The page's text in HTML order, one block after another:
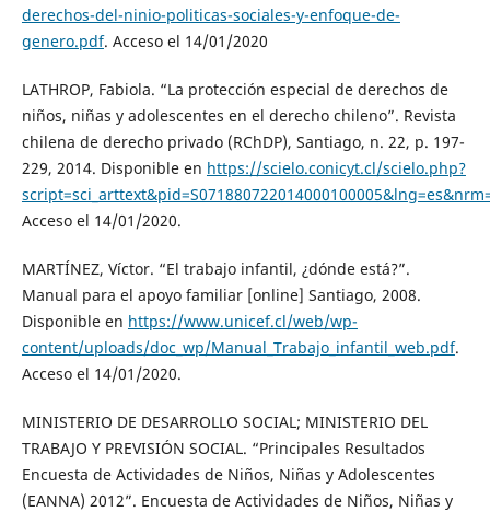
derechos-del-ninio-politicas-sociales-y-enfoque-de-
genero.pdf. Acceso el 14/01/2020
LATHROP, Fabiola. “La protección especial de derechos de
niños, niñas y adolescentes en el derecho chileno”. Revista
chilena de derecho privado (RChDP), Santiago, n. 22, p. 197-
229, 2014. Disponible en https://scielo.conicyt.cl/scielo.php?
Acceso el 14/01/2020.
MARTÍNEZ, Víctor. “El trabajo infantil, ¿dónde está?”.
Manual para el apoyo familiar [online] Santiago, 2008.
Disponible en https://www.unicef.cl/web/wp-
content/uploads/doc_wp/Manual_Trabajo_infantil_web.pdf.
Acceso el 14/01/2020.
MINISTERIO DE DESARROLLO SOCIAL; MINISTERIO DEL
TRABAJO Y PREVISIÓN SOCIAL. “Principales Resultados
Encuesta de Actividades de Niños, Niñas y Adolescentes
(EANNA) 2012”. Encuesta de Actividades de Niños, Niñas y